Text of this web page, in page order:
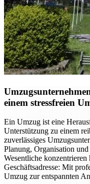
einem stressfreien
Ein Umzug ist eine
Unterstützung zu einem
zuverlässiges
Planung, Organisation
Wesentliche
Geschäftsadresse: Mit
Umzug zur entspannten